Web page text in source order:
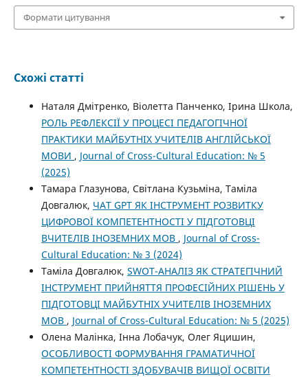
Формати цитування
Схожі статті
Наталя Дмітренко, Віолетта Панченко, Ірина Школа,
РОЛЬ РЕФЛЕКСІЇ У ПРОЦЕСІ ПЕДАГОГІЧНОЇ
ПРАКТИКИ МАЙБУТНІХ УЧИТЕЛІВ АНГЛІЙСЬКОЇ
МОВИ , Journal of Cross-Cultural Education: № 5
(2025)
Тамара Глазунова, Світлана Кузьміна, Таміла
Довгалюк, ЧАТ GPT ЯК ІНСТРУМЕНТ РОЗВИТКУ
ЦИФРОВОЇ КОМПЕТЕНТНОСТІ У ПІДГОТОВЦІ
ВЧИТЕЛІВ ІНОЗЕМНИХ МОВ , Journal of Cross-
Cultural Education: № 3 (2024)
Таміла Довгалюк, SWOT-АНАЛІЗ ЯК СТРАТЕГІЧНИЙ
ІНСТРУМЕНТ ПРИЙНЯТТЯ ПРОФЕСІЙНИХ РІШЕНЬ У
ПІДГОТОВЦІ МАЙБУТНІХ УЧИТЕЛІВ ІНОЗЕМНИХ
МОВ , Journal of Cross-Cultural Education: № 5 (2025)
Олена Малінка, Інна Лобачук, Олег Яцишин,
ОСОБЛИВОСТІ ФОРМУВАННЯ ГРАМАТИЧНОЇ
КОМПЕТЕНТНОСТІ ЗДОБУВАЧІВ ВИЩОЇ ОСВІТИ